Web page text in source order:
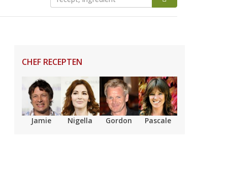
CHEF RECEPTEN
Jamie Nigella Gordon Pascale